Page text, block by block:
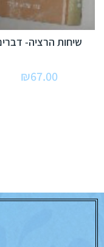
שיחות הרציה-
₪67.00